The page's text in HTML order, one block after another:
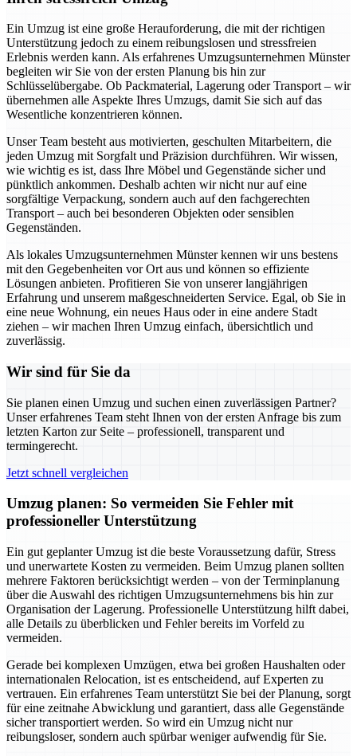
Ein Umzug ist eine große Herauforderung, die mit der richtigen
Unterstützung jedoch zu einem reibungslosen und stressfreien
Erlebnis werden kann. Als erfahrenes Umzugsunternehmen Münster
begleiten wir Sie von der ersten Planung bis hin zur
Schlüsselübergabe. Ob Packmaterial, Lagerung oder Transport – wir
übernehmen alle Aspekte Ihres Umzugs, damit Sie sich auf das
Wesentliche konzentrieren können.
Unser Team besteht aus motivierten, geschulten Mitarbeitern, die
jeden Umzug mit Sorgfalt und Präzision durchführen. Wir wissen,
wie wichtig es ist, dass Ihre Möbel und Gegenstände sicher und
pünktlich ankommen. Deshalb achten wir nicht nur auf eine
sorgfältige Verpackung, sondern auch auf den fachgerechten
Transport – auch bei besonderen Objekten oder sensiblen
Gegenständen.
Als lokales Umzugsunternehmen Münster kennen wir uns bestens
mit den Gegebenheiten vor Ort aus und können so effiziente
Lösungen anbieten. Profitieren Sie von unserer langjährigen
Erfahrung und unserem maßgeschneiderten Service. Egal, ob Sie in
eine neue Wohnung, ein neues Haus oder in eine andere Stadt
ziehen – wir machen Ihren Umzug einfach, übersichtlich und
zuverlässig.
Wir sind für Sie da
Sie planen einen Umzug und suchen einen zuverlässigen Partner?
Unser erfahrenes Team steht Ihnen von der ersten Anfrage bis zum
letzten Karton zur Seite – professionell, transparent und
termingerecht.
Jetzt schnell vergleichen
Umzug planen: So vermeiden Sie Fehler mit
professioneller Unterstützung
Ein gut geplanter Umzug ist die beste Voraussetzung dafür, Stress
und unerwartete Kosten zu vermeiden. Beim Umzug planen sollten
mehrere Faktoren berücksichtigt werden – von der Terminplanung
über die Auswahl des richtigen Umzugsunternehmens bis hin zur
Organisation der Lagerung. Professionelle Unterstützung hilft dabei,
alle Details zu überblicken und Fehler bereits im Vorfeld zu
vermeiden.
Gerade bei komplexen Umzügen, etwa bei großen Haushalten oder
internationalen Relocation, ist es entscheidend, auf Experten zu
vertrauen. Ein erfahrenes Team unterstützt Sie bei der Planung, sorgt
für eine zeitnahe Abwicklung und garantiert, dass alle Gegenstände
sicher transportiert werden. So wird ein Umzug nicht nur
reibungsloser, sondern auch spürbar weniger aufwendig für Sie.